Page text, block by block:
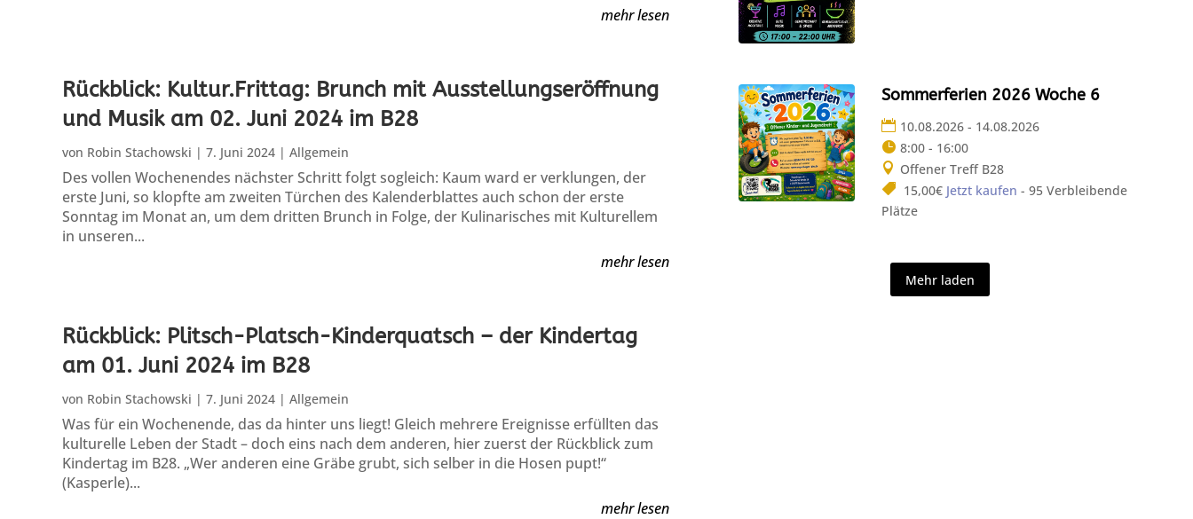
mehr lesen
Rückblick: Kultur.Frittag: Brunch mit Ausstellungseröffnung
und Musik am 02. Juni 2024 im B28
von Robin Stachowski | 7. Juni 2024| Allgemein
Des vollen Wochenendes nächster Schritt folgt sogleich: Kaum ward er verklungen, der
erste Juni, so klopfte am zweiten Türchen des Kalenderblattes auch schon der erste
Sonntag im Monat an, um dem dritten Brunch in Folge, der Kulinarisches mit Kulturellem
in unseren...
mehr lesen
Rückblick: Plitsch-Platsch-Kinderquatsch – der Kindertag
am 01. Juni 2024 im B28
von Robin Stachowski | 7. Juni 2024| Allgemein
Was für ein Wochenende, das da hinter uns liegt! Gleich mehrere Ereignisse erfüllten das
kulturelle Leben der Stadt – doch eins nach dem anderen, hier zuerst der Rückblick zum
Kindertag im B28. „Wer anderen eine Gräbe grubt, sich selber in die Hosen pupt!“
(Kasperle)...
mehr lesen
Sommerferien 2026 Woche 6
10.08.2026 - 14.08.2026
8:00 - 16:00
Offener Treff B28
15,00€ Jetzt kaufen - 95 Verbleibende
Plätze
Mehr laden